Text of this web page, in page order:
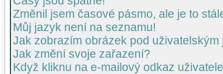
Změnil jsem časové pásmo, ale je to
Můj jazyk není na seznamu!
Jak zobrazím obrázek pod uživatelským
Jak změní svoje zařazení?
Když kliknu na e-mailový odkaz